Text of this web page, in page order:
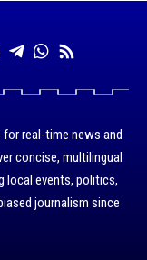
real-time news and
concise, multilingual
local events, politics,
journalism since